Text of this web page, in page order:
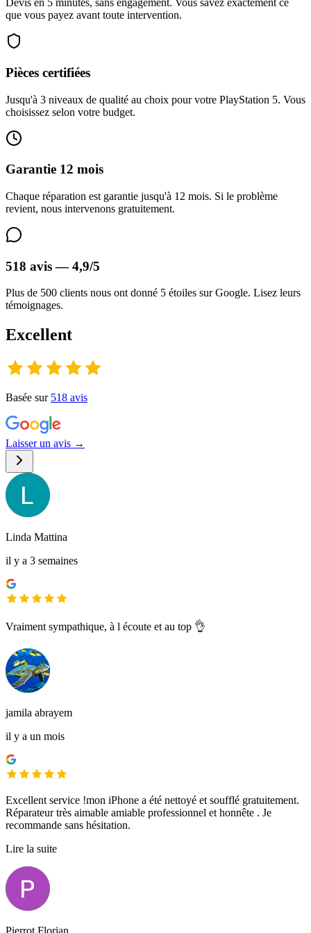
Devis en 5 minutes, sans engagement. Vous savez exactement ce
que vous payez avant toute intervention.
Pièces certifiées
Jusqu'à 3 niveaux de qualité au choix pour votre PlayStation 5. Vous
choisissez selon votre budget.
Garantie 12 mois
Chaque réparation est garantie jusqu'à 12 mois. Si le problème
revient, nous intervenons gratuitement.
518 avis — 4,9/5
Plus de 500 clients nous ont donné 5 étoiles sur Google. Lisez leurs
témoignages.
Excellent
Basée sur 518 avis
Laisser un avis →
Linda Mattina
il y a 3 semaines
Vraiment sympathique, à l écoute et au top 👌
jamila abrayem
il y a un mois
Excellent service !mon iPhone a été nettoyé et soufflé gratuitement.
Réparateur très aimable amiable professionnel et honnête . Je
recommande sans hésitation.
Lire la suite